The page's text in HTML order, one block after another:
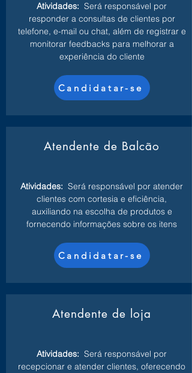
Atividades: Será responsável por
responder a consultas de clientes por
telefone, e-mail ou chat, além de registrar e
monitorar feedbacks para melhorar a
experiência do cliente
Candidatar-se
Atendente de Balcão
Atividades: Será responsável por atender
clientes com cortesia e eficiência,
auxiliando na escolha de produtos e
fornecendo informações sobre os itens
Candidatar-se
Atendente de loja
Atividades: Será responsável por
recepcionar e atender clientes, oferecendo